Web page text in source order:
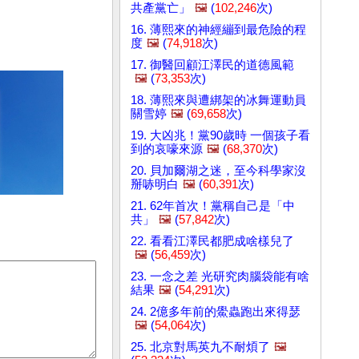
共產黨亡」
🖼️ (102,246次)
16. 薄熙來的神經繃到最危險的程
度 🖼️ (74,918次)
17. 御醫回顧江澤民的道德風範
🖼️ (73,353次)
18. 薄熙來與遭綁架的冰舞運動員
關雪婷 🖼️ (69,658次)
19. 大凶兆！黨90歲時 一個孩子看
到的哀嚎來源 🖼️ (68,370次)
20. 貝加爾湖之迷，至今科學家沒
掰哧明白 🖼️ (60,391次)
21. 62年首次！黨稱自己是「中
共」
🖼️ (57,842次)
22. 看看江澤民都肥成啥樣兒了
🖼️ (56,459次)
23. 一念之差 光研究肉腦袋能有啥
結果 🖼️ (54,291次)
24. 2億多年前的鱟蟲跑出來得瑟
🖼️ (54,064次)
25. 北京對馬英九不耐煩了 🖼️